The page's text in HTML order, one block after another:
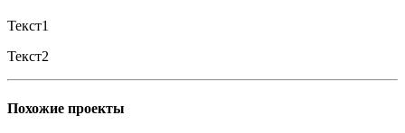
Текст1
Текст2
Похожие проекты